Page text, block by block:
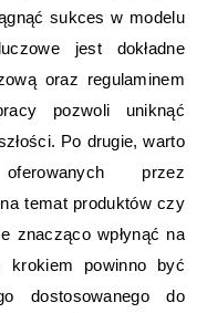
sukces w modelu
jest dokładne
oraz regulaminem
pozwoli uniknąć
Po drugie, warto
przez
temat produktów czy
znacząco wpłynąć na
krokiem powinno być
dostosowanego do